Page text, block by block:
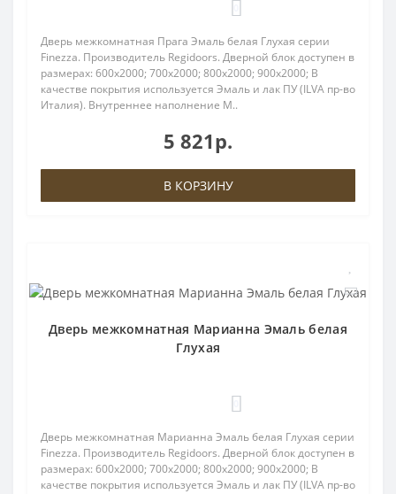
Дверь межкомнатная Прага Эмаль белая Глухая серии
Finezza. Производитель Regidoors. Дверной блок доступен в
размерах: 600x2000; 700x2000; 800x2000; 900x2000; В
качестве покрытия используется Эмаль и лак ПУ (ILVA пр-во
Италия). Внутреннее наполнение М..
5 821р.
В КОРЗИНУ
Дверь межкомнатная Марианна Эмаль белая
Глухая
Дверь межкомнатная Марианна Эмаль белая Глухая серии
Finezza. Производитель Regidoors. Дверной блок доступен в
размерах: 600x2000; 700x2000; 800x2000; 900x2000; В
качестве покрытия используется Эмаль и лак ПУ (ILVA пр-во